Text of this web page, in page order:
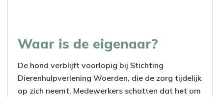
Waar is de eigenaar?
De hond verblijft voorlopig bij Stichting
Dierenhulpverlening Woerden, die de zorg tijdelijk
op zich neemt. Medewerkers schatten dat het om